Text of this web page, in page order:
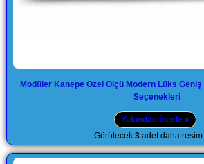
Modüler Kanepe Özel Ölçü Modern Lüks
Seçenekleri
Yakından İncele »
Görülecek3 adet daha resim